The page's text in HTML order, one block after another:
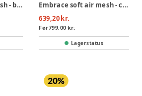
Embrace soft air mesh - blue
Embrace soft air mesh - cream
639,20 kr.
Før799,00 kr.
Lagerstatus